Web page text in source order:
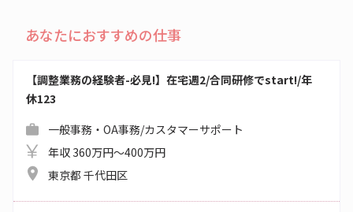
あなたにおすすめの仕事
【調整業務の経験者-必見!】在宅週2/合同研修でstart!/年
休123
一般事務・OA事務/カスタマーサポート
年収 360万円～400万円
東京都 千代田区